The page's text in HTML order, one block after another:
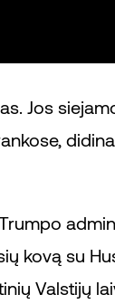
Jos
kovą su
Valstijų